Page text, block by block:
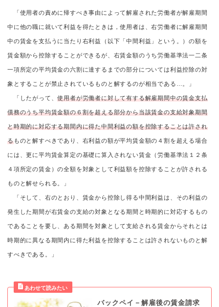
「使用者の責めに帰すべき事由によって解雇された労働者が解雇期間
中に他の職に就いて利益を得たときは，使用者は、右労働者に解雇期間
中の賃金を支払うに当たり右利益（以下「中間利益」という。）の額を
賃金額から控除することができるが、右賃金額のうち労働基準法一二条
一項所定の平均賃金の六割に達するまでの部分については利益控除の対
象とすることが禁止されているものと解するのが相当である…。」
「したがって、使用者が労働者に対して有する解雇期間中の賃金支払
債務のうち平均賃金額の６割を超える部分から当該賃金の支給対象期間
と時期的に対応する期間内に得た中間利益の額を控除することは許され
るものと解すべきであり、右利益の額が平均賃金額の４割を超える場合
には、更に平均賃金算定の基礎に算入されない賃金（労働基準法１２条
４項所定の賃金）の全額を対象として利益額を控除することが許される
ものと解せられる。」
「そして、右のとおり、賃金から控除し得る中間利益は、その利益の
発生した期間が右賃金の支給の対象となる期間と時期的に対応するもの
であることを要し、ある期間を対象として支給される賃金からそれとは
時期的に異なる期間内に得た利益を控除することは許されないものと解
すべきである。」
バックペイ－解雇後の賃金請求